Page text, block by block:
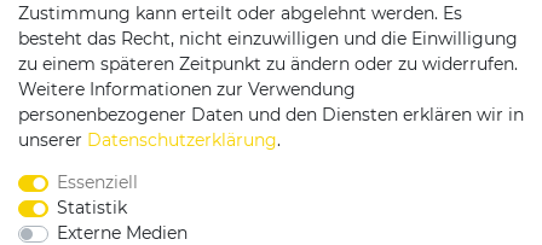
Service & Kontakt
Rufen Sie uns an unter:
0375 - 21459172
Zustimmung kann erteilt oder abgelehnt werden. Es
besteht das Recht, nicht einzuwilligen und die Einwilligung
zu einem späteren Zeitpunkt zu ändern oder zu widerrufen.
Weitere Informationen zur Verwendung
personenbezogener Daten und den Diensten erklären wir in
unserer Daten­schutz­erklärung.
Essenziell
Statistik
Externe Medien